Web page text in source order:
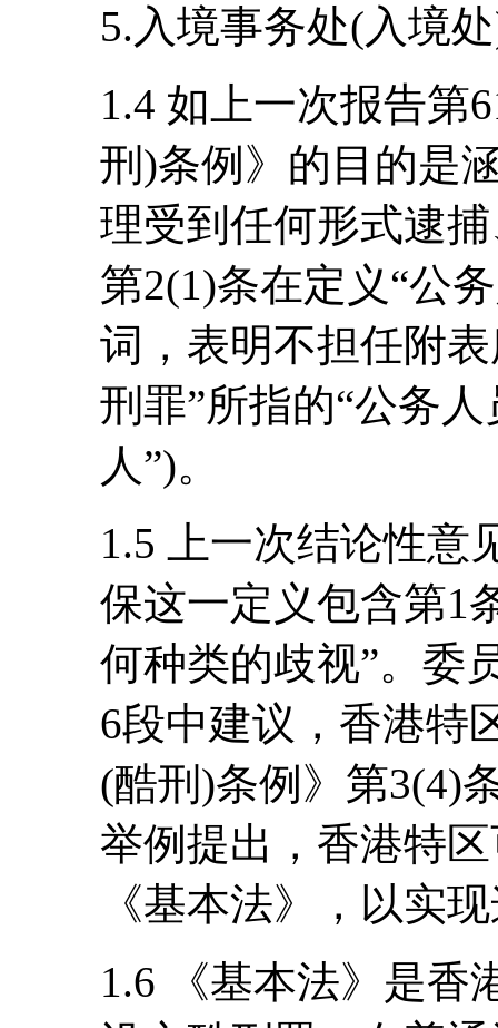
5.入境事务处(入境
1.4 如上一次报告第
刑)条例》的目的是
理受到任何形式逮
第2(1)条在定义“公
词，表明不担任附
刑罪”所指的“公务
人”)。
1.5 上一次结论性意
保这一定义包含第1
何种类的歧视”。委
6段中建议，香港特
(酷刑)条例》第3(4)
举例提出，香港特
《基本法》，以实
1.6 《基本法》是香